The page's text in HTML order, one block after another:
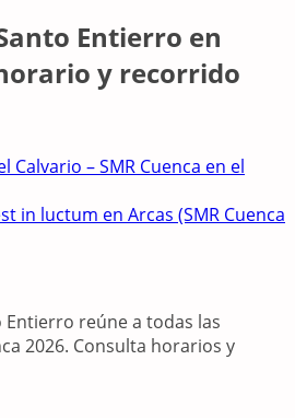
Entierro en
y recorrido
Calvario – SMR Cuenca en el
in luctum en Arcas (SMR Cuenca
Entierro reúne a todas las
2026. Consulta horarios y